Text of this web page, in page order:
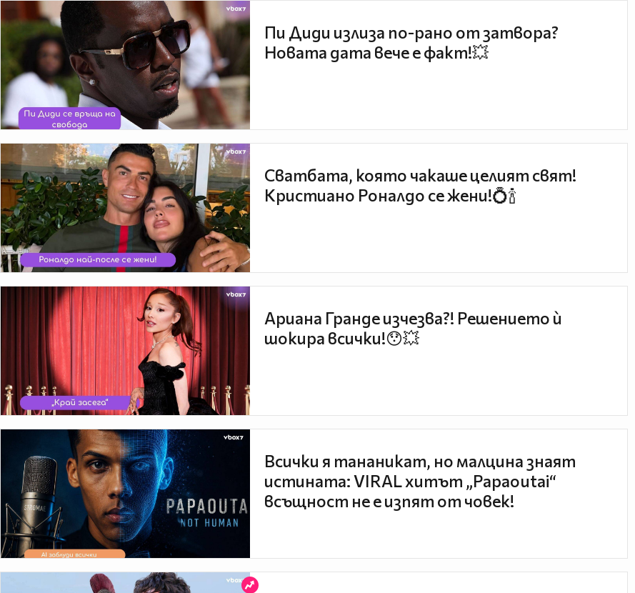
Пи Диди излиза по-рано от затвора?
Новата дата вече е факт!💥
Сватбата, която чакаше целият свят!
Кристиано Роналдо се жени!💍🍾
Ариана Гранде изчезва?! Решението ѝ
шокира всички!😯💥
Всички я тананикат, но малцина знаят
истината: VIRAL хитът „Papaoutai“
всъщност не е изпят от човек!